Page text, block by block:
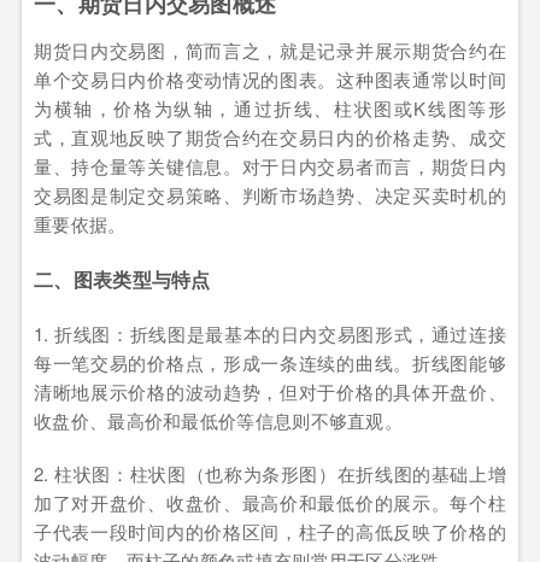
期货日内交易图，简而言之，就是记录并展示期货合约在
单个交易日内价格变动情况的图表。这种图表通常以时间
为横轴，价格为纵轴，通过折线、柱状图或K线图等形
式，直观地反映了期货合约在交易日内的价格走势、成交
量、持仓量等关键信息。对于日内交易者而言，期货日内
交易图是制定交易策略、判断市场趋势、决定买卖时机的
重要依据。
二、图表类型与特点
1. 折线图：折线图是最基本的日内交易图形式，通过连接
每一笔交易的价格点，形成一条连续的曲线。折线图能够
清晰地展示价格的波动趋势，但对于价格的具体开盘价、
收盘价、最高价和最低价等信息则不够直观。
2. 柱状图：柱状图（也称为条形图）在折线图的基础上增
加了对开盘价、收盘价、最高价和最低价的展示。每个柱
子代表一段时间内的价格区间，柱子的高低反映了价格的